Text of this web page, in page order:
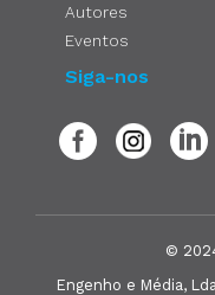
Autores
Eventos
Siga-nos
©
Engenho e Média,